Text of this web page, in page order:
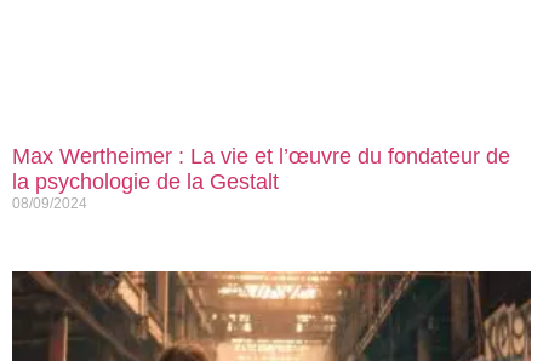
Max Wertheimer : La vie et l’œuvre du fondateur de
la psychologie de la Gestalt
08/09/2024